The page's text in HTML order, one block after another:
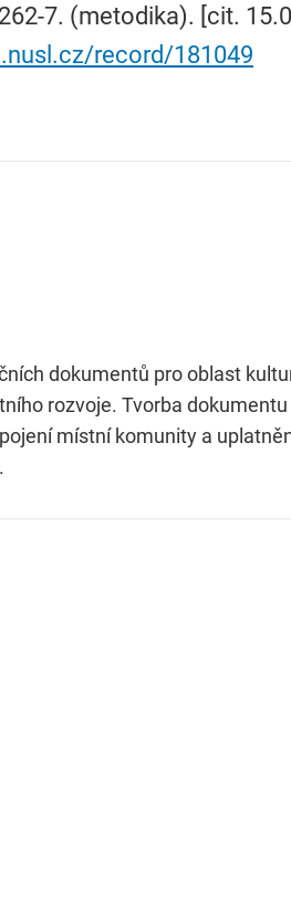
7. (metodika). [cit.
record/181049
dokumentů pro oblast
rozvoje. Tvorba
místní komunity a